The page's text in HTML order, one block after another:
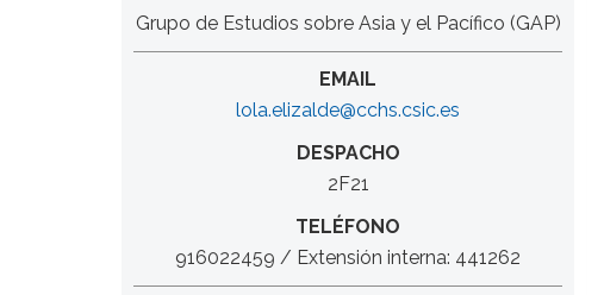
Grupo de Estudios sobre Asia y el Pacífico (GAP)
EMAIL
lola.elizalde@cchs.csic.es
DESPACHO
2F21
TELÉFONO
916022459 / Extensión interna: 441262